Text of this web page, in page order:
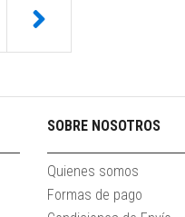
SOBRE NOSOTROS
Quienes somos
Formas de pago